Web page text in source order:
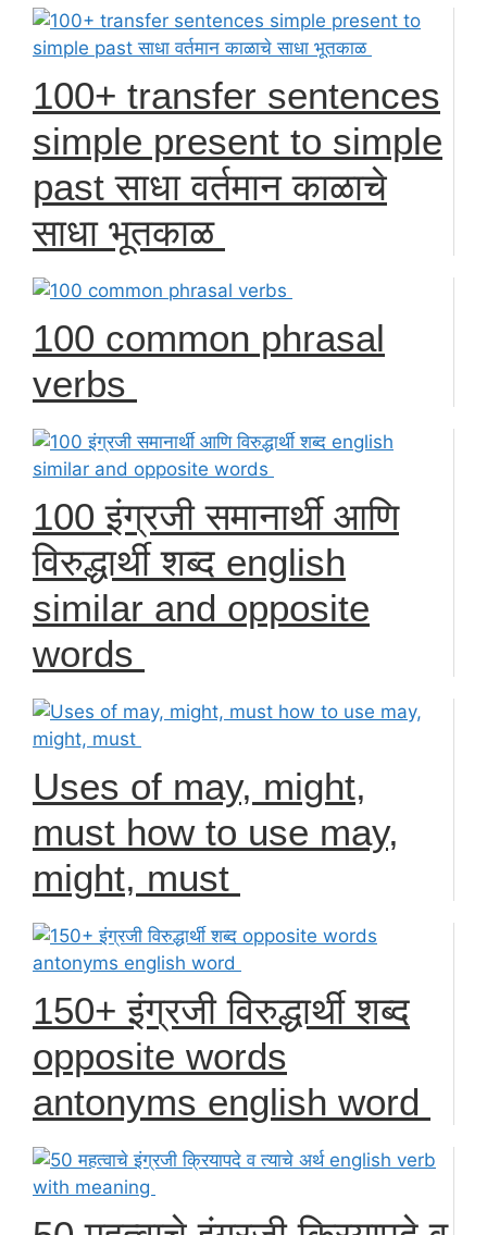
100+ transfer sentences
simple present to simple
past साधा वर्तमान काळाचे
साधा भूतकाळ
100 common phrasal
verbs
100 इंग्रजी समानार्थी आणि
विरुद्धार्थी शब्द english
similar and opposite
words
Uses of may, might,
must how to use may,
might, must
150+ इंग्रजी विरुद्धार्थी शब्द
opposite words
antonyms english word